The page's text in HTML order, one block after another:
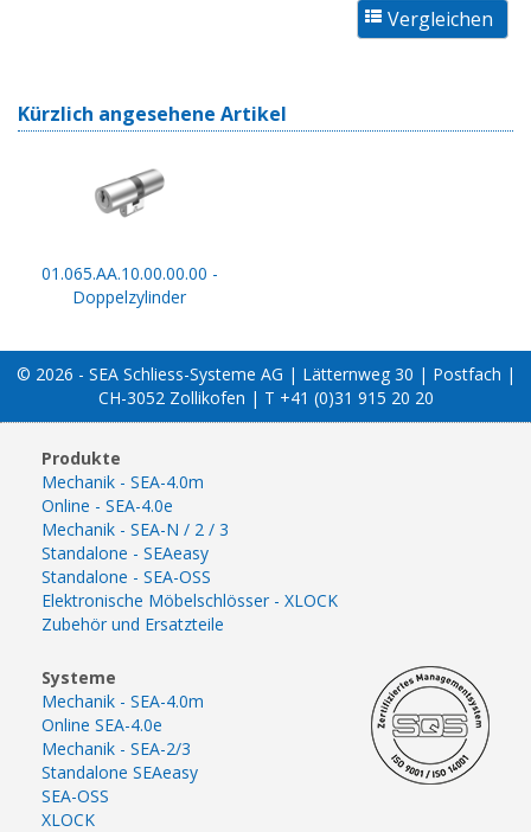
Kürzlich angesehene Artikel
01.065.AA.10.00.00.00 -
Doppelzylinder
© 2026 - SEA Schliess-Systeme AG | Lätternweg 30 | Postfach |
CH-3052 Zollikofen | T +41 (0)31 915 20 20
Produkte
Mechanik - SEA-4.0m
Online - SEA-4.0e
Mechanik - SEA-N / 2 / 3
Standalone - SEAeasy
Standalone - SEA-OSS
Elektronische Möbelschlösser - XLOCK
Zubehör und Ersatzteile
Systeme
Mechanik - SEA-4.0m
Online SEA-4.0e
Mechanik - SEA-2/3
Standalone SEAeasy
SEA-OSS
XLOCK